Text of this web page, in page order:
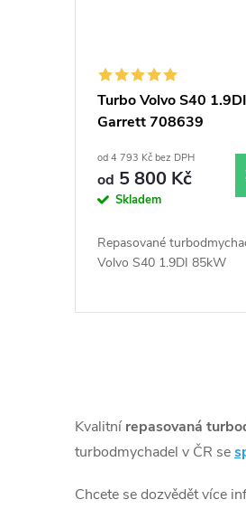
Turbo Volvo S40
Garrett 708639
od 4 793 Kč bez DPH
od 5 800 Kč
Skladem
Repasované
Volvo S40 1.9DI 85kW
v
l
á
Kvalitní repasovaná
turbodmychadel v ČR se
Chcete se dozvědět více